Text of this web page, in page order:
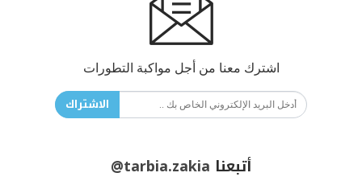
اشترك معنا من أجل مواكبة التطورات
الاشتراك
أتبعنا @tarbia.zakia